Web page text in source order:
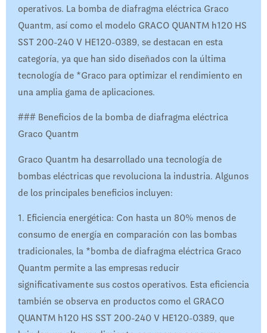
operativos. La bomba de diafragma eléctrica Graco
Quantm, así como el modelo GRACO QUANTM h120 HS
SST 200-240 V HE120-0389, se destacan en esta
categoría, ya que han sido diseñados con la última
tecnología de *Graco para optimizar el rendimiento en
una amplia gama de aplicaciones.
### Beneficios de la bomba de diafragma eléctrica
Graco Quantm
Graco Quantm ha desarrollado una tecnología de
bombas eléctricas que revoluciona la industria. Algunos
de los principales beneficios incluyen:
1. Eficiencia energética: Con hasta un 80% menos de
consumo de energía en comparación con las bombas
tradicionales, la *bomba de diafragma eléctrica Graco
Quantm permite a las empresas reducir
significativamente sus costos operativos. Esta eficiencia
también se observa en productos como el GRACO
QUANTM h120 HS SST 200-240 V HE120-0389, que